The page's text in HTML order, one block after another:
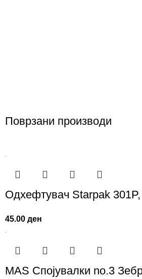
Поврзани производи
Одхефтувач Starpak
45.00ден
MAS Спојувалки no.3